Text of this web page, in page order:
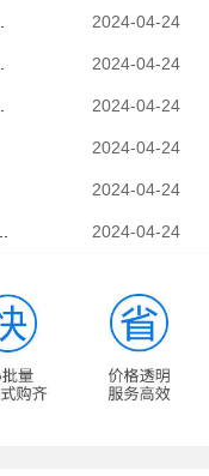
2024-04-24
2024-04-24
2024-04-24
2024-04-24
2024-04-24
2024-04-24